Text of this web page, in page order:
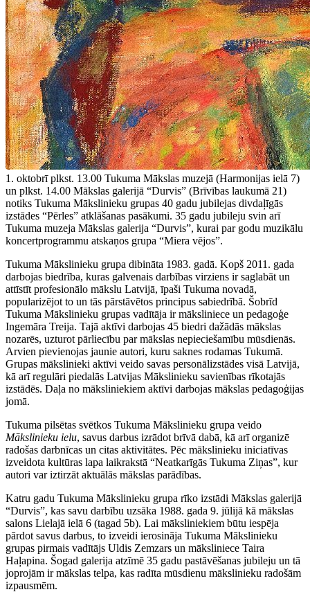
1. oktobrī plkst. 13.00 Tukuma Mākslas muzejā (Harmonijas ielā 7)
un plkst. 14.00 Mākslas galerijā “Durvis” (Brīvības laukumā 21)
notiks Tukuma Mākslinieku grupas 40 gadu jubilejas divdaļīgās
izstādes “Pērles” atklāšanas pasākumi. 35 gadu jubileju svin arī
Tukuma muzeja Mākslas galerija “Durvis”, kurai par godu muzikālu
koncertprogrammu atskaņos grupa “Miera vējos”.
Tukuma Mākslinieku grupa dibināta 1983. gadā. Kopš 2011. gada
darbojas biedrība, kuras galvenais darbības virziens ir saglabāt un
attīstīt profesionālo mākslu Latvijā, īpaši Tukuma novadā,
popularizējot to un tās pārstāvētos principus sabiedrībā. Šobrīd
Tukuma Mākslinieku grupas vadītāja ir māksliniece un pedagoģe
Ingemāra Treija. Tajā aktīvi darbojas 45 biedri dažādās mākslas
nozarēs, uzturot pārliecību par mākslas nepieciešamību mūsdienās.
Arvien pievienojas jaunie autori, kuru saknes rodamas Tukumā.
Grupas mākslinieki aktīvi veido savas personālizstādes visā Latvijā,
kā arī regulāri piedalās Latvijas Mākslinieku savienības rīkotajās
izstādēs. Daļa no māksliniekiem aktīvi darbojas mākslas pedagoģijas
jomā.
Tukuma pilsētas svētkos Tukuma Mākslinieku grupa veido
Mākslinieku ielu, savus darbus izrādot brīvā dabā, kā arī organizē
radošas darbnīcas un citas aktivitātes. Pēc mākslinieku iniciatīvas
izveidota kultūras lapa laikrakstā “Neatkarīgās Tukuma Ziņas”, kur
autori var iztirzāt aktuālās mākslas parādības.
Katru gadu Tukuma Mākslinieku grupa rīko izstādi Mākslas galerijā
“Durvis”, kas savu darbību uzsāka 1988. gada 9. jūlijā kā mākslas
salons Lielajā ielā 6 (tagad 5b). Lai māksliniekiem būtu iespēja
pārdot savus darbus, to izveidi ierosināja Tukuma Mākslinieku
grupas pirmais vadītājs Uldis Zemzars un māksliniece Taira
Haļapina. Šogad galerija atzīmē 35 gadu pastāvēšanas jubileju un tā
joprojām ir mākslas telpa, kas radīta mūsdienu mākslinieku radošām
izpausmēm.